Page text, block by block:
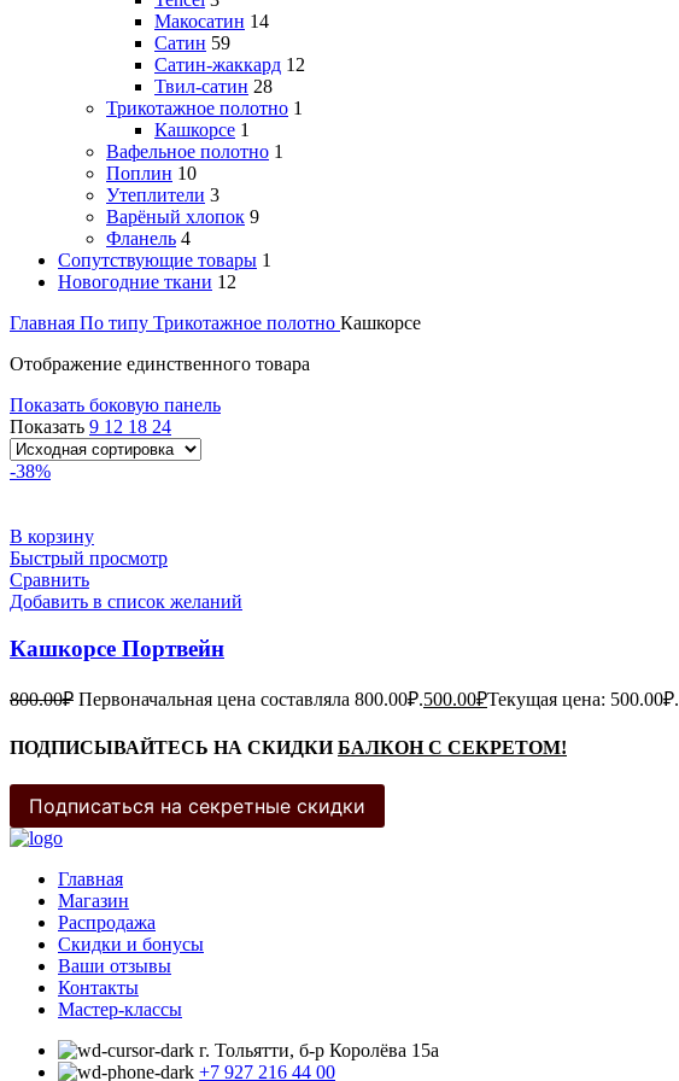
Макосатин 14
Сатин 59
Сатин-жаккард 12
Твил-сатин 28
Трикотажное полотно 1
Кашкорсе 1
Вафельное полотно 1
Поплин 10
Утеплители 3
Варёный хлопок 9
Фланель 4
Сопутствующие товары 1
Новогодние ткани 12
Главная По типу Трикотажное полотно Кашкорсе
Отображение единственного товара
Показать боковую панель
Показать 9 12 18 24
-38%
В корзину
Быстрый просмотр
Сравнить
Добавить в список желаний
Кашкорсе Портвейн
800.00₽ Первоначальная цена составляла 800.00₽.500.00₽Текущая цена: 500.00₽.
ПОДПИСЫВАЙТЕСЬ НА СКИДКИБАЛКОН С СЕКРЕТОМ!
Подписаться на секретные скидки
Главная
Магазин
Распродажа
Cкидки и бонусы
Ваши отзывы
Контакты
Мастер-классы
г. Тольятти, б-р Королёва 15а
+7 927 216 44 00